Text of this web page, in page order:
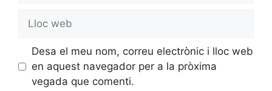
web
Desa el meu nom, correu electrònic i lloc web
en aquest navegador per a la pròxima
vegada que comenti.